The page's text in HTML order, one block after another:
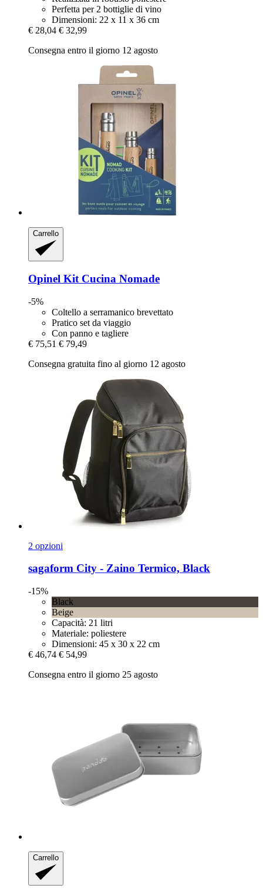
Perfetta per 2 bottiglie di vino
Dimensioni: 22 x 11 x 36 cm
€ 28,04 € 32,99
Consegna entro il giorno 12 agosto
Carrello
Opinel Kit Cucina Nomade
-5%
Coltello a serramanico brevettato
Pratico set da viaggio
Con panno e tagliere
€ 75,51 € 79,49
Consegna gratuita fino al giorno 12 agosto
2 opzioni
sagaform City -​ Zaino Termico, Black
-15%
Black
Beige
Capacità: 21 litri
Materiale: poliestere
Dimensioni: 45 x 30 x 22 cm
€ 46,74 € 54,99
Consegna entro il giorno 25 agosto
Carrello